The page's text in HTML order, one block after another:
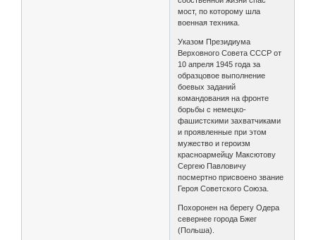
мост, по которому шла
военная техника.
Указом Президиума
Верховного Совета СССР от
10 апреля 1945 года за
образцовое выполнение
боевых заданий
командования на фронте
борьбы с немецко-
фашистскими захватчиками
и проявленные при этом
мужество и героизм
красноармейцу Максютову
Сергею Павловичу
посмертно присвоено звание
Героя Советского Союза.
Похоронен на берегу Одера
севернее города Бжег
(Польша).